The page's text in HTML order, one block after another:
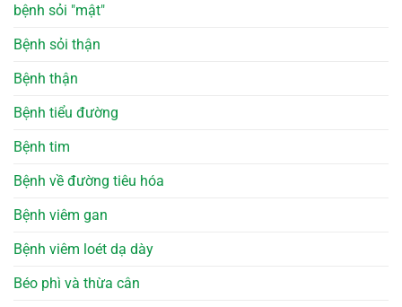
bệnh sỏi "mật"
Bệnh sỏi thận
Bệnh thận
Bệnh tiểu đường
Bệnh tim
Bệnh về đường tiêu hóa
Bệnh viêm gan
Bệnh viêm loét dạ dày
Béo phì và thừa cân